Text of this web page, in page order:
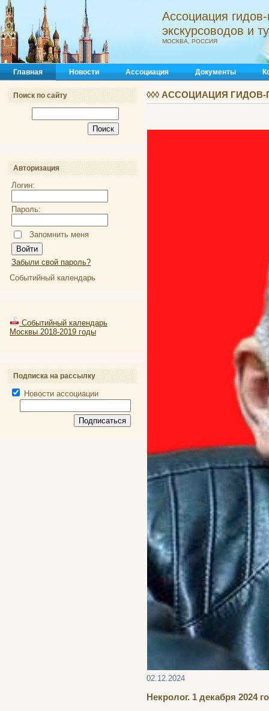
Ассоциация
экскурсоводов и
МОСКВА, РОССИЯ
Главная Новости Ассоциация Документы
Поиск по сайту
Авторизация
Логин:
Пароль:
Запомнить меня
Забыли свой пароль?
Событийный календарь
Событийный календарь
Москвы 2018-2019 годы
Подписка на рассылку
Новости ассоциации
◊◊◊ АССОЦИАЦИЯ
02.12.2024
Некролог. 1 декабря 2024